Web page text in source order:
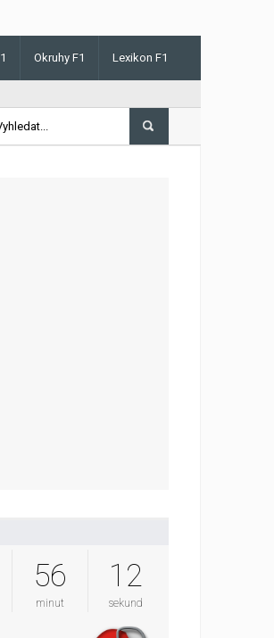
Okruhy F1 Lexikon F1
vyhrál kvalifikaci
56
minut
11
sekund